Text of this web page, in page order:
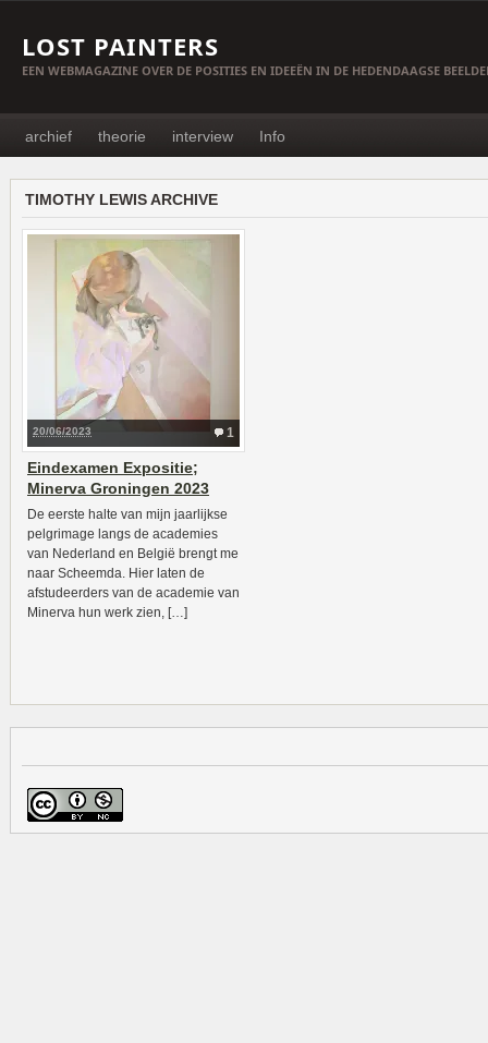
LOST PAINTERS
EEN WEBMAGAZINE OVER DE POSITIES EN IDEEËN IN DE HEDENDAAGSE
archief theorie interview Info
TIMOTHY LEWIS ARCHIVE
1
20/06/2023
Eindexamen Expositie;
Minerva Groningen 2023
De eerste halte van mijn jaarlijkse
pelgrimage langs de academies
van Nederland en België brengt me
naar Scheemda. Hier laten de
afstudeerders van de academie van
Minerva hun werk zien, […]